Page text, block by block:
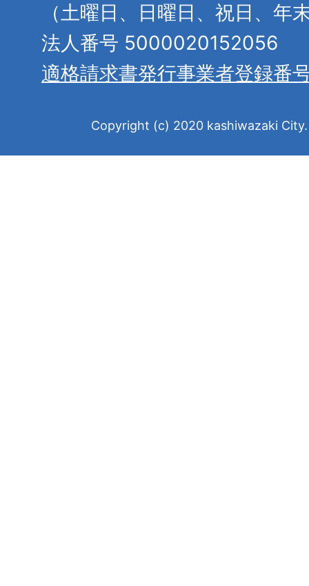
（土曜日、日曜日、祝日、年
法人番号 5000020152056
適格請求書発行事業者登録番
Copyright (c) 2020 kashiwazaki